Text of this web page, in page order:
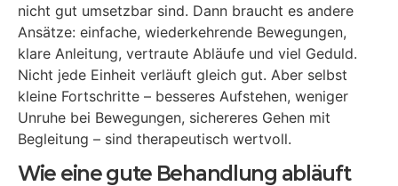
nicht gut umsetzbar sind. Dann braucht es andere
Ansätze: einfache, wiederkehrende Bewegungen,
klare Anleitung, vertraute Abläufe und viel Geduld.
Nicht jede Einheit verläuft gleich gut. Aber selbst
kleine Fortschritte – besseres Aufstehen, weniger
Unruhe bei Bewegungen, sichereres Gehen mit
Begleitung – sind therapeutisch wertvoll.
Wie eine gute Behandlung abläuft